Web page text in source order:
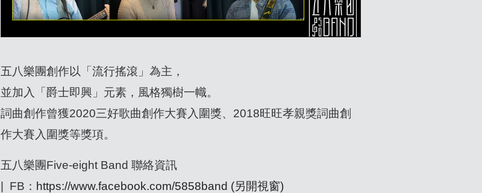
五八樂團創作以「流行搖滾」為主，
並加入「爵士即興」元素，風格獨樹一幟。
詞曲創作曾獲2020三好歌曲創作大賽入圍獎、2018旺旺孝親獎詞曲創
作大賽入圍獎等獎項。
五八樂團Five-eight Band 聯絡資訊
| FB： https://www.facebook.com/5858band (另開視窗)